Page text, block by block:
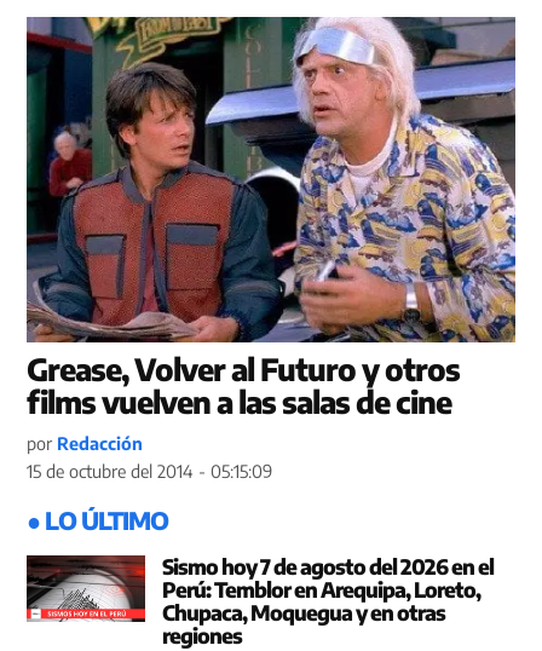
Grease, Volver al Futuro y otros
films vuelven a las salas de cine
por Redacción
15 de octubre del 2014 - 05:15:09
● LO ÚLTIMO
Sismo hoy 7 de agosto del 2026 en el
Perú: Temblor en Arequipa, Loreto,
Chupaca, Moquegua y en otras
regiones